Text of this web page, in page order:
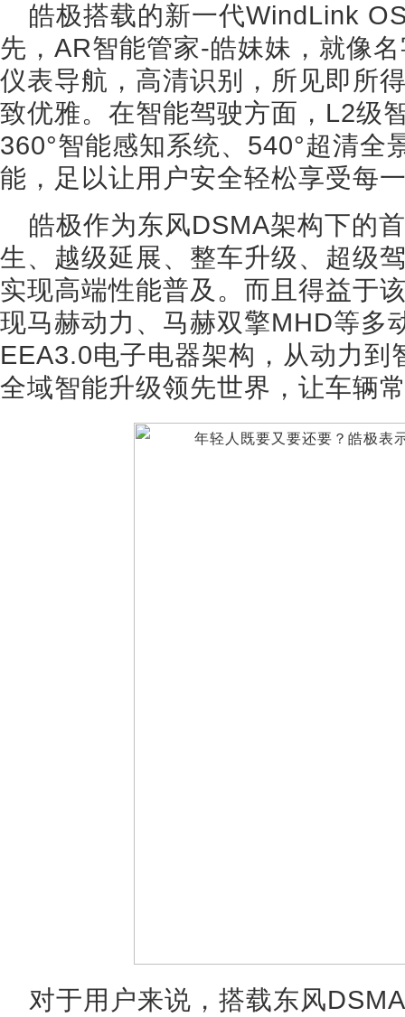
皓极搭载的新一代WindLink
先，AR智能管家-皓妹妹，就像
仪表导航，高清识别，所见即所
致优雅。在智能驾驶方面，L2级
360°智能感知系统、540°超清全
能，足以让用户安全轻松享受每
皓极作为东风DSMA架构下的
生、越级延展、整车升级、超级
实现高端性能普及。而且得益于
现马赫动力、马赫双擎MHD等多
EEA3.0电子电器架构，从动力到
全域智能升级领先世界，让车辆
对于用户来说，搭载东风